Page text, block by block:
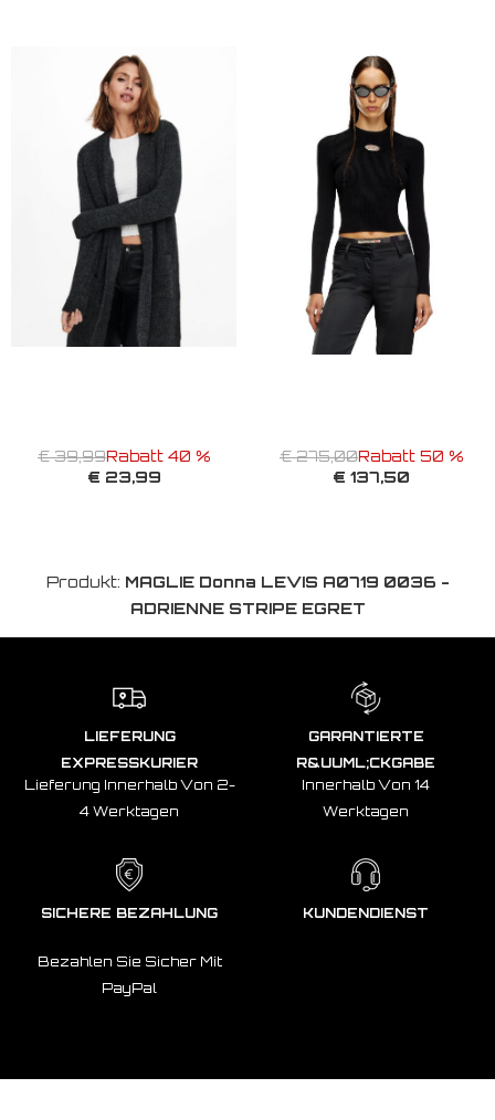
€ 39,99Rabatt 40 %
€ 23,99
€ 275,00Rabatt 50 %
€ 137,50
Produkt: MAGLIE Donna LEVIS A0719 0036 -
ADRIENNE STRIPE EGRET
LIEFERUNG
EXPRESSKURIER
Lieferung Innerhalb Von 2-
4 Werktagen
GARANTIERTE
R&UUML;CKGABE
Innerhalb Von 14
Werktagen
SICHERE BEZAHLUNG
Bezahlen Sie Sicher Mit
PayPal
KUNDENDIENST